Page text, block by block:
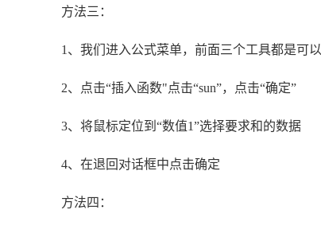
方法三：
1、我们进入公式菜单，前面三个工具都是可
2、点击“插入函数"点击“sun”，点击“确定”
3、将鼠标定位到“数值1”选择要求和的数据
4、在退回对话框中点击确定
方法四：